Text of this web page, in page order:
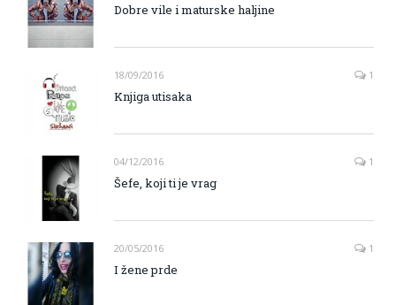
Dobre vile i maturske haljine
18/09/2016 1
Knjiga utisaka
04/12/2016 1
Šefe, koji ti je vrag
20/05/2016 1
I žene prde